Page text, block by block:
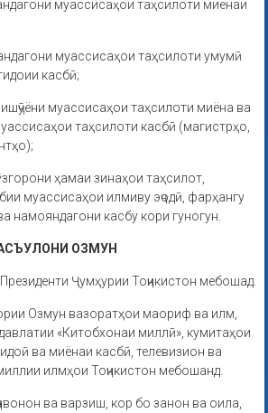
муассисаҳои таҳсилоти миёнаи
муассисаҳои таҳсилоти умумӣ
касбӣ;
муассисаҳои таҳсилоти миёна ва
таҳсилоти касбӣ (магистрҳо,
ҳамаи зинаҳои таҳсилот,
муассисаҳои илмиву эҷодӣ, фарҳангу
намояндагони касбу кори гуногун.
ОЗМУН
Ҷумҳурии Тоҷикистон мебошад.
Озмун вазоратҳои маориф ва илм,
«Китобхонаи миллӣ», кумитаҳои
ва миёнаи касбӣ, телевизион ва
илмҳои Тоҷикистон мебошанд.
ва варзиш, кор бо занон ва оила,